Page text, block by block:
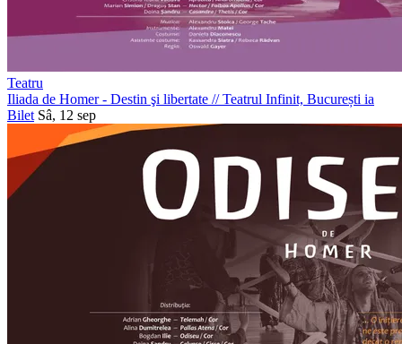
Teatru
Iliada de Homer - Destin şi libertate //Teatrul Infinit, București ia
Bilet Sâ, 12 sep